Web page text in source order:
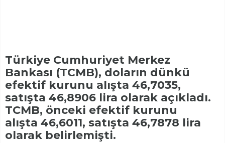
Türkiye Cumhuriyet Merkez
Bankası (TCMB), doların dünkü
efektif kurunu alışta 46,7035,
satışta 46,8906 lira olarak açıkladı.
TCMB, önceki efektif kurunu
alışta 46,6011, satışta 46,7878 lira
olarak belirlemişti.